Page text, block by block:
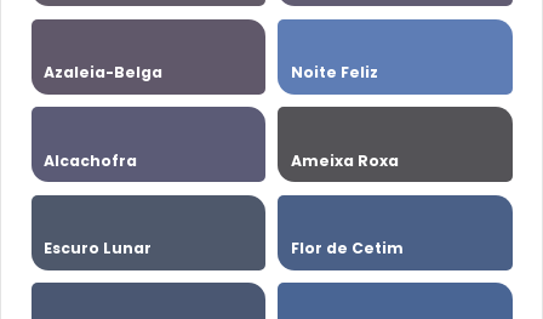
Azaleia-Belga Noite Feliz
Alcachofra Ameixa Roxa
Escuro Lunar Flor de Cetim